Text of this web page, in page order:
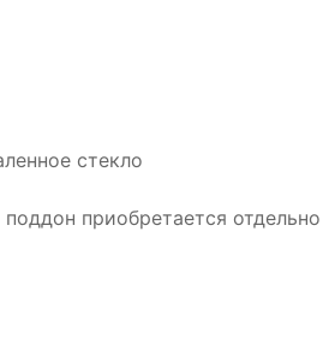
стекло
приобретается отдельно